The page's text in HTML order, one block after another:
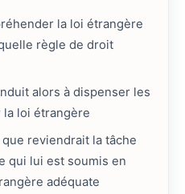
la loi étrangère
règle de droit
alors à dispenser les
loi étrangère
que reviendrait la tâche
qui lui est soumis en
adéquate